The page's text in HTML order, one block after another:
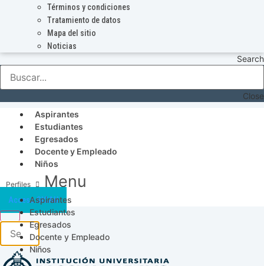
Términos y condiciones
Tratamiento de datos
Mapa del sitio
Noticias
Search
Close
Aspirantes
Estudiantes
Egresados
Docente y Empleado
Niños
Menu
Aspirantes
Estudiantes
Egresados
Docente y Empleado
Niños
Acceso SICAU